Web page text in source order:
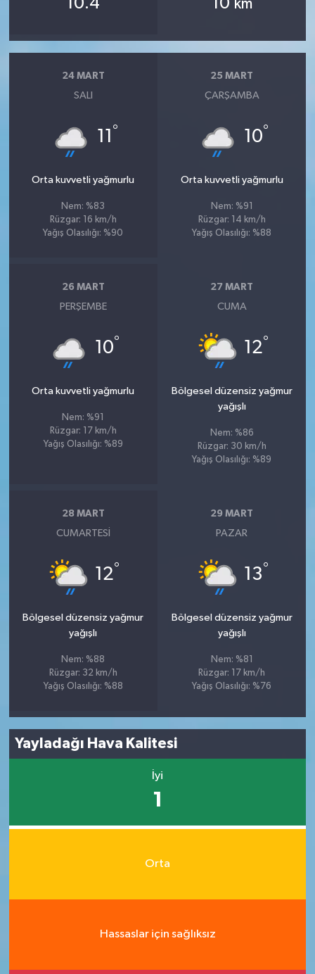
km
24 MART
SALI
11 °
Orta kuvvetli yağmurlu
Nem: %83
Rüzgar: 16 km/h
Yağış Olasılığı: %90
25 MART
ÇARŞAMBA
10°
Orta kuvvetli yağmurlu
Nem: %91
Rüzgar: 14 km/h
Yağış Olasılığı: %88
26 MART
PERŞEMBE
10°
Orta kuvvetli yağmurlu
Nem: %91
Rüzgar: 17 km/h
Yağış Olasılığı: %89
27 MART
CUMA
12°
Bölgesel düzensiz yağmur
yağışlı
Nem: %86
Rüzgar: 30 km/h
Yağış Olasılığı: %89
28 MART
CUMARTESI
12°
Bölgesel düzensiz yağmur
yağışlı
Nem: %88
Rüzgar: 32 km/h
Yağış Olasılığı: %88
29 MART
PAZAR
13°
Bölgesel düzensiz yağmur
yağışlı
Nem: %81
Rüzgar: 17 km/h
Yağış Olasılığı: %76
Yayladağı Hava Kalitesi
İyi
1
Orta
Hassaslar için sağlıksız